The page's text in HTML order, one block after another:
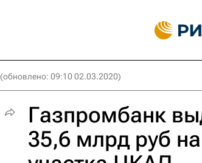
(обновлено: 09:10 02.03.2020)
Газпромбанк
35,6 млрд руб